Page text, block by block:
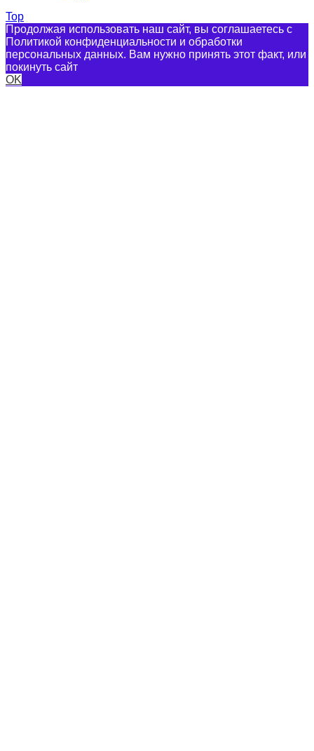
Top
Продолжая использовать наш сайт, вы соглашаетесь с
Политикой конфиденциальности и обработки
персональных данных. Вам нужно принять этот факт, или
покинуть сайт
OK